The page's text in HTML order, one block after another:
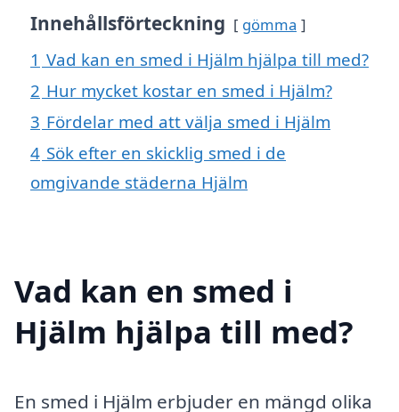
Innehållsförteckning gömma
1 Vad kan en smed i Hjälm hjälpa till med?
2 Hur mycket kostar en smed i Hjälm?
3 Fördelar med att välja smed i Hjälm
4 Sök efter en skicklig smed i de
omgivande städerna Hjälm
Vad kan en smed i
Hjälm hjälpa till med?
En smed i Hjälm erbjuder en mängd olika